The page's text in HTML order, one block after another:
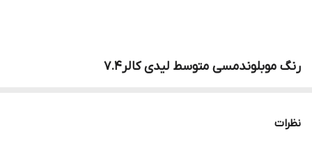
رنگ موبلوندمسی متوسط لیدی کالر7.4
نظرات